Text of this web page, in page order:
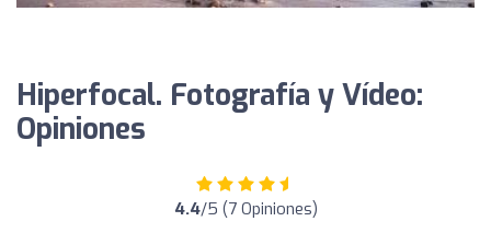
Hiperfocal. Fotografía y Vídeo:
Opiniones
4.4/5 (7 Opiniones)